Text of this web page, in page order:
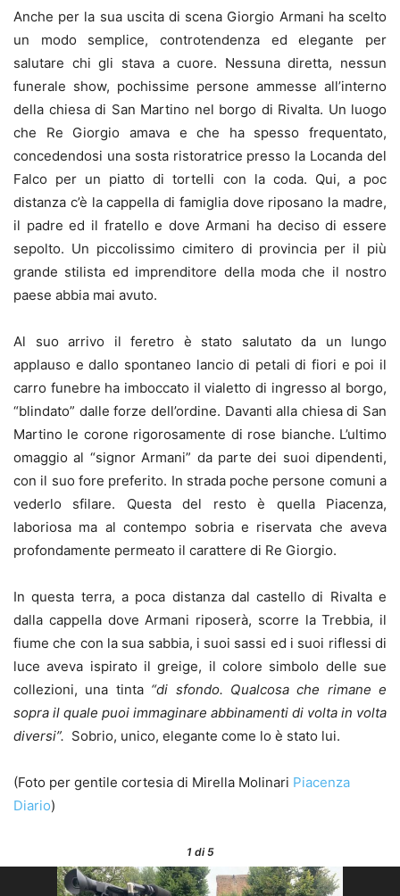
Anche per la sua uscita di scena Giorgio Armani ha scelto
un modo semplice, controtendenza ed elegante per
salutare chi gli stava a cuore. Nessuna diretta, nessun
funerale show, pochissime persone ammesse all’interno
della chiesa di San Martino nel borgo di Rivalta. Un luogo
che Re Giorgio amava e che ha spesso frequentato,
concedendosi una sosta ristoratrice presso la Locanda del
Falco per un piatto di tortelli con la coda. Qui, a poc
distanza c’è la cappella di famiglia dove riposano la madre,
il padre ed il fratello e dove Armani ha deciso di essere
sepolto. Un piccolissimo cimitero di provincia per il più
grande stilista ed imprenditore della moda che il nostro
paese abbia mai avuto.
Al suo arrivo il feretro è stato salutato da un lungo
applauso e dallo spontaneo lancio di petali di fiori e poi il
carro funebre ha imboccato il vialetto di ingresso al borgo,
“blindato” dalle forze dell’ordine. Davanti alla chiesa di San
Martino le corone rigorosamente di rose bianche. L’ultimo
omaggio al “signor Armani” da parte dei suoi dipendenti,
con il suo fore preferito. In strada poche persone comuni a
vederlo sfilare. Questa del resto è quella Piacenza,
laboriosa ma al contempo sobria e riservata che aveva
profondamente permeato il carattere di Re Giorgio.
In questa terra, a poca distanza dal castello di Rivalta e
dalla cappella dove Armani riposerà, scorre la Trebbia, il
fiume che con la sua sabbia, i suoi sassi ed i suoi riflessi di
luce aveva ispirato il greige, il colore simbolo delle sue
collezioni, una tinta “di sfondo. Qualcosa che rimane e
sopra il quale puoi immaginare abbinamenti di volta in volta
diversi”. Sobrio, unico, elegante come lo è stato lui.
(Foto per gentile cortesia di Mirella Molinari Piacenza
Diario)
1di 5